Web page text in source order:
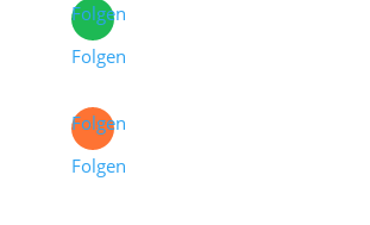
Folgen
Folgen
Folgen
Folgen